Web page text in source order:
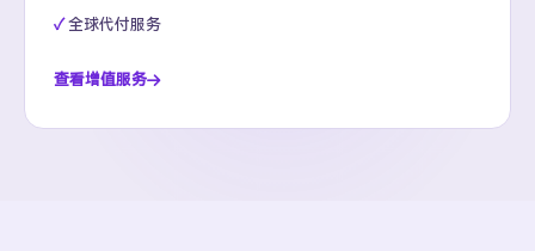
全球代付服务
查看增值服务